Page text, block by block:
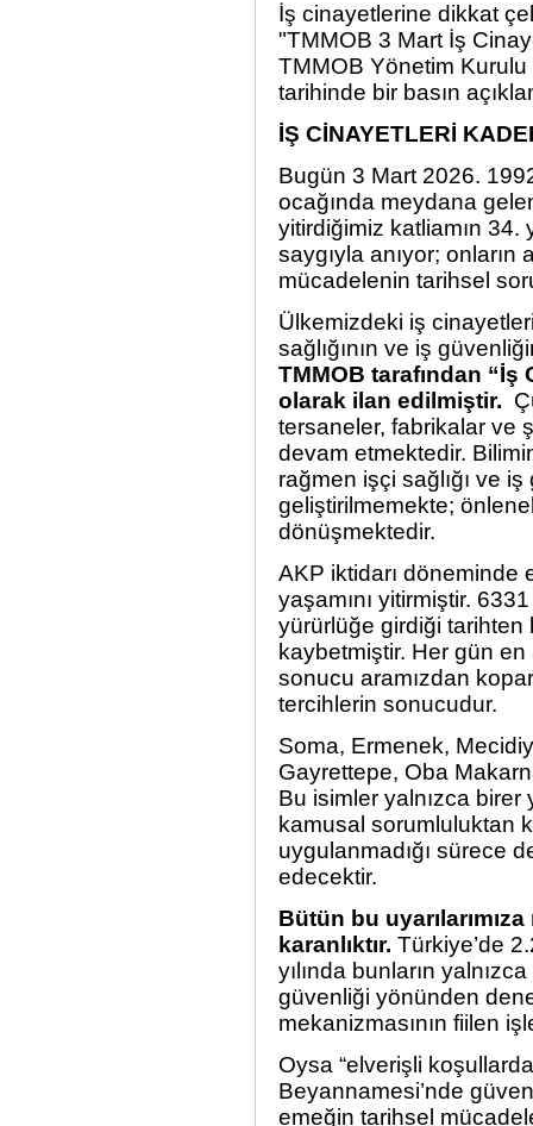
İş cinayetlerine dikkat
"TMMOB 3 Mart İş
TMMOB Yönetim
tarihinde bir basın
İŞ CİNAYETLERİ
Bugün 3 Mart 2026.
ocağında meydana
yitirdiğimiz katliamın 34.
saygıyla anıyor; onların
mücadelenin tarihsel
Ülkemizdeki iş
sağlığının ve iş
TMMOB tarafından
olarak ilan edilmiştir.
tersaneler, fabrikalar ve
devam etmektedir.
rağmen işçi sağlığı ve
geliştirilmemekte;
dönüşmektedir.
AKP iktidarı
yaşamını yitirmiştir.
yürürlüğe girdiği tarihten
kaybetmiştir. Her gün
sonucu aramızdan
tercihlerin sonucudur.
Soma, Ermenek,
Gayrettepe, Oba
Bu isimler yalnızca birer
kamusal sorumluluktan
uygulanmadığı sürece
edecektir.
Bütün bu
karanlıktır. Türkiye’de
yılında bunların
güvenliği yönünden
mekanizmasının fiilen
Oysa “elverişli
Beyannamesi’nde
emeğin tarihsel